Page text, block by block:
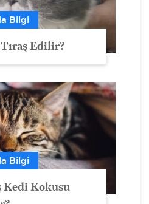
Bilgi
Edilir?
Bilgi
Kedi Kokusu